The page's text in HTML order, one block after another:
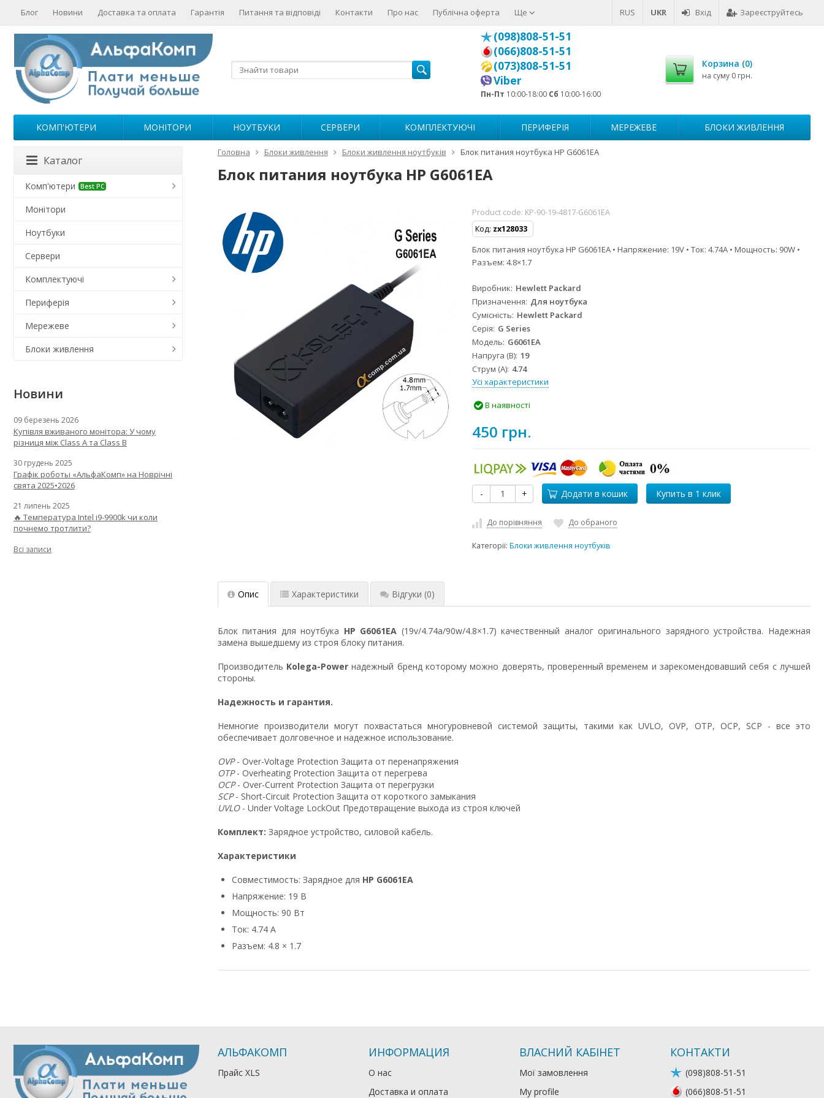
RUS UKR Вхід Зареєструйтесь
Блог Новини Доставка та оплата Гарантія Питання та відповіді Контакти Про нас Публічна оферта Ще
(098)808-51-51
(066)808-51-51
(073)808-51-51
Viber
Пн-Пт 10:00-18:00 Сб 10:00-16:00
Корзина (0)
на суму 0 грн.
КОМП'ЮТЕРИ МОНІТОРИ НОУТБУКИ СЕРВЕРИ КОМПЛЕКТУЮЧІ ПЕРИФЕРІЯ МЕРЕЖЕВЕ БЛОКИ ЖИВЛЕННЯ
Головна Блоки живлення Блоки живлення ноутбуків Блок питания ноутбука HP G6061EA
Блок питания ноутбука HP G6061EA
Product code: KP-90-19-4817-G6061EA
Код: zx128033
Блок питания ноутбука HP G6061EA • Напряжение: 19V • Ток: 4.74A • Мощность: 90W •
Разъем: 4.8×1.7
Виробник Hewlett Packard
Призначення Для ноутбука
Сумісність Hewlett Packard
Серія G Series
Модель G6061EA
Напруга (В) 19
Струм (А) 4.74
Усі характеристики
В наявності
450 грн.
- + Додати в кошик
До порівняння До обраного
Категорії:Блоки живлення ноутбуків
Опис Характеристики Відгуки (0)
Блок питания для ноутбука HP G6061EA (19v/4.74a/90w/4.8×1.7) качественный аналог оригинального зарядного устройства. Надежная
замена вышедшему из строя блоку питания.
Производитель Kolega-Powerнадежный бренд которому можно доверять, проверенный временем и зарекомендовавший себя с лучшей
стороны.
Надежность и гарантия.
Немногие производители могут похвастаться многуровневой системой защиты, такими как UVLO, OVP, OTP, OCP, SCP - все это
обеспечивает долговечное и надежное использование.
OVP- Over-Voltage Protection Защита от перенапряжения
OTP- Overheating Protection Защита от перегрева
OCP- Over-Current Protection Защита от перегрузки
SCP- Short-Circuit Protection Защита от короткого замыкания
UVLO- Under Voltage LockOut Предотвращение выхода из строя ключей
Комплект: Зарядное устройство, силовой кабель.
Характеристики
Совместимость: Зарядное для HP G6061EA
Напряжение: 19 В
Мощность: 90 Вт
Ток: 4.74 А
Разъем: 4.8 × 1.7
Каталог
Комп'ютери Best PC
Монітори
Ноутбуки
Сервери
Комплектуючі
Периферія
Мережеве
Блоки живлення
Новини
09 березень 2026
Купівля вживаного монітора: У чому
різниця між Class A та Class B
30 грудень 2025
Графік роботы «АльфаКомп» на Новрічні
свята 2025•2026
21 липень 2025
🔥 Температура Intel i9-9900k чи коли
почнемо тротлити?
Всі записи
АЛЬФАКОМП
Прайс XLS
ИНФОРМАЦИЯ
О нас
Доставка и оплата
ВЛАСНИЙ КАБІНЕТ
Мої замовлення
My profile
КОНТАКТИ
(098)808-51-51
(066)808-51-51